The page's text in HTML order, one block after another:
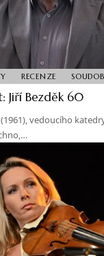
RECENZE
Jiří Bezděk 60
vedoucího